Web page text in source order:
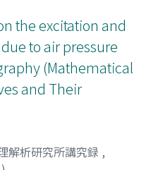
the excitation and
to air pressure
(Mathematical
and Their
解析研究所講究録 ,